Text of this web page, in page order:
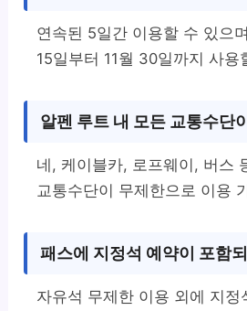
연속된 5일간 이용할 수 있으
15일부터 11월 30일까지 사용
알펜 루트 내 모든 교통수단
네, 케이블카, 로프웨이, 버스
교통수단이 무제한으로 이용
패스에 지정석 예약이 포함
자유석 무제한 이용 외에 지정